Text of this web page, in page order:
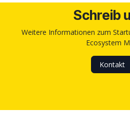
Schreib
Weitere Informationen zum
Ecosystem
Kontakt